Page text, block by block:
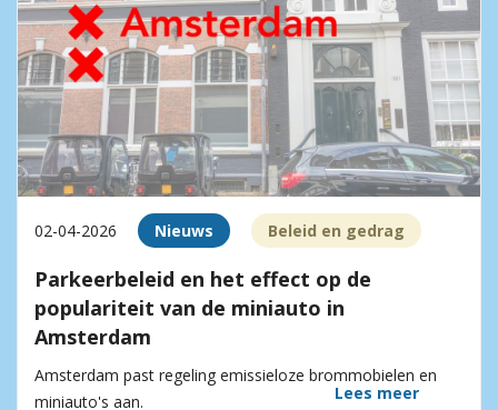
02-04-2026 Nieuws Beleid en gedrag
Parkeerbeleid en het effect op de
populariteit van de miniauto in
Amsterdam
Amsterdam past regeling emissieloze brommobielen en
miniauto's aan.
Lees meer